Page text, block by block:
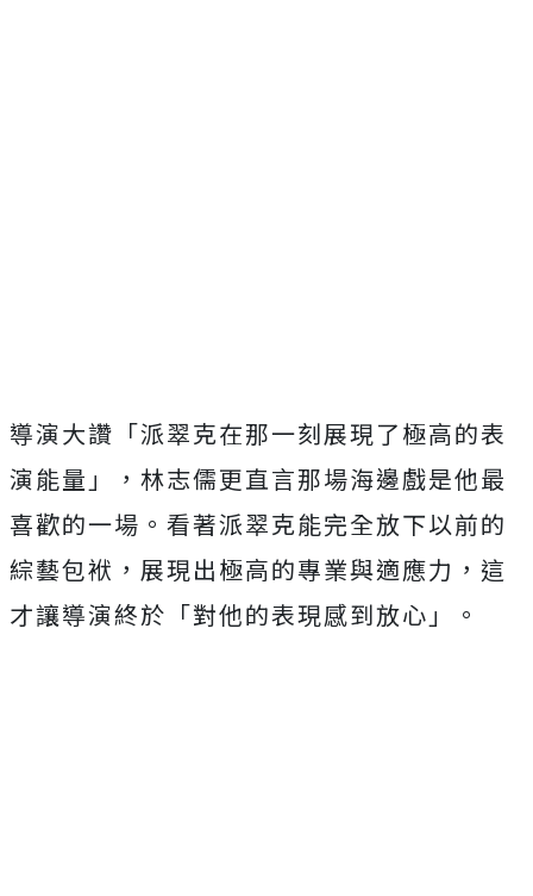
導演大讚「派翠克在那一刻展現了極高的表
演能量」，林志儒更直言那場海邊戲是他最
喜歡的一場。看著派翠克能完全放下以前的
綜藝包袱，展現出極高的專業與適應力，這
才讓導演終於「對他的表現感到放心」。